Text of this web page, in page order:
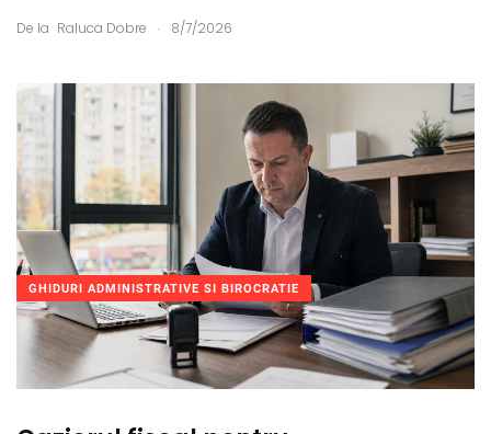
De la Raluca Dobre . 8/7/2026
GHIDURI ADMINISTRATIVE SI BIROCRATIE